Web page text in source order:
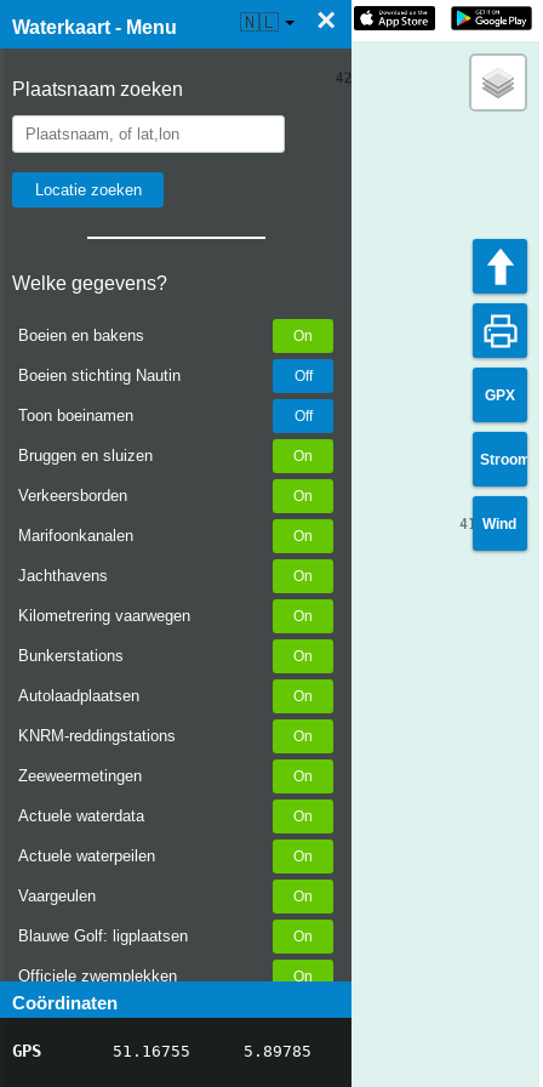
Waterkaart - Menu ×
Plaatsnaam zoeken
Welke gegevens?
Boeien en bakens
Boeien stichting Nautin
Toon boeinamen
Bruggen en sluizen
Verkeersborden
Marifoonkanalen
Jachthavens
Kilometrering vaarwegen
Bunkerstations
Autolaadplaatsen
KNRM-reddingstations
Zeeweermetingen
Actuele waterdata
Actuele waterpeilen
Vaargeulen
Blauwe Golf: ligplaatsen
Officiele zwemplekken
Stremmingen/hinder
AIS scheepsposities
Coördinaten
GPS 51.16755 5.89785
☰ Waterkaart Live 🇳🇱
GPX
Stroom
Wind